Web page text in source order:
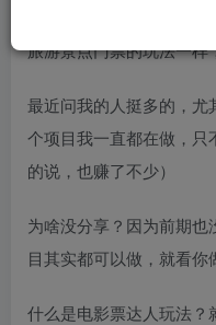
抖音电影票其实不是什
旅游景点门票的玩法一
最近问我的人挺多的，
个项目我一直都在做，只
的说，也赚了不少）
为啥没分享？因为前期
目其实都可以做，就看你
什么是电影票达人玩法